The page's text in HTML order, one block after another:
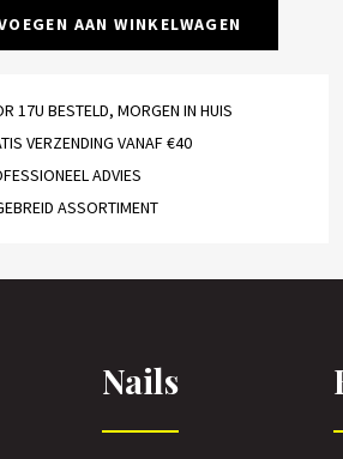
AAN WINKELWAGEN
17U BESTELD, MORGEN IN HUIS
VERZENDING VANAF €40
ADVIES
ASSORTIMENT
Nails